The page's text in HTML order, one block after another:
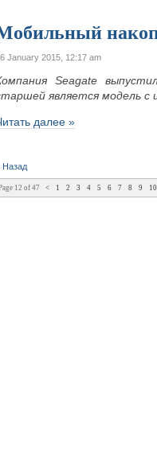
January 2015, 12:17 am
Seagate
является модель
далее »
Назад
12 of 47 < 1 2 3 4 5 6 7 8 9 10